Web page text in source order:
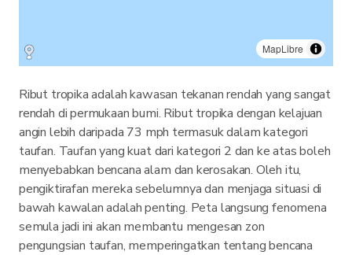
MapLibre
Ribut tropika adalah kawasan tekanan rendah yang sangat
rendah di permukaan bumi. Ribut tropika dengan kelajuan
angin lebih daripada 73 mph termasuk dalam kategori
taufan. Taufan yang kuat dari kategori 2 dan ke atas boleh
menyebabkan bencana alam dan kerosakan. Oleh itu,
pengiktirafan mereka sebelumnya dan menjaga situasi di
bawah kawalan adalah penting. Peta langsung fenomena
semula jadi ini akan membantu mengesan zon
pengungsian taufan, memperingatkan tentang bencana